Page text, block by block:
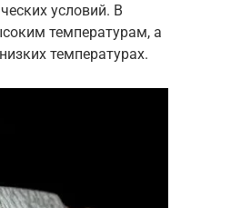
условий. В
температурам, а
температурах.